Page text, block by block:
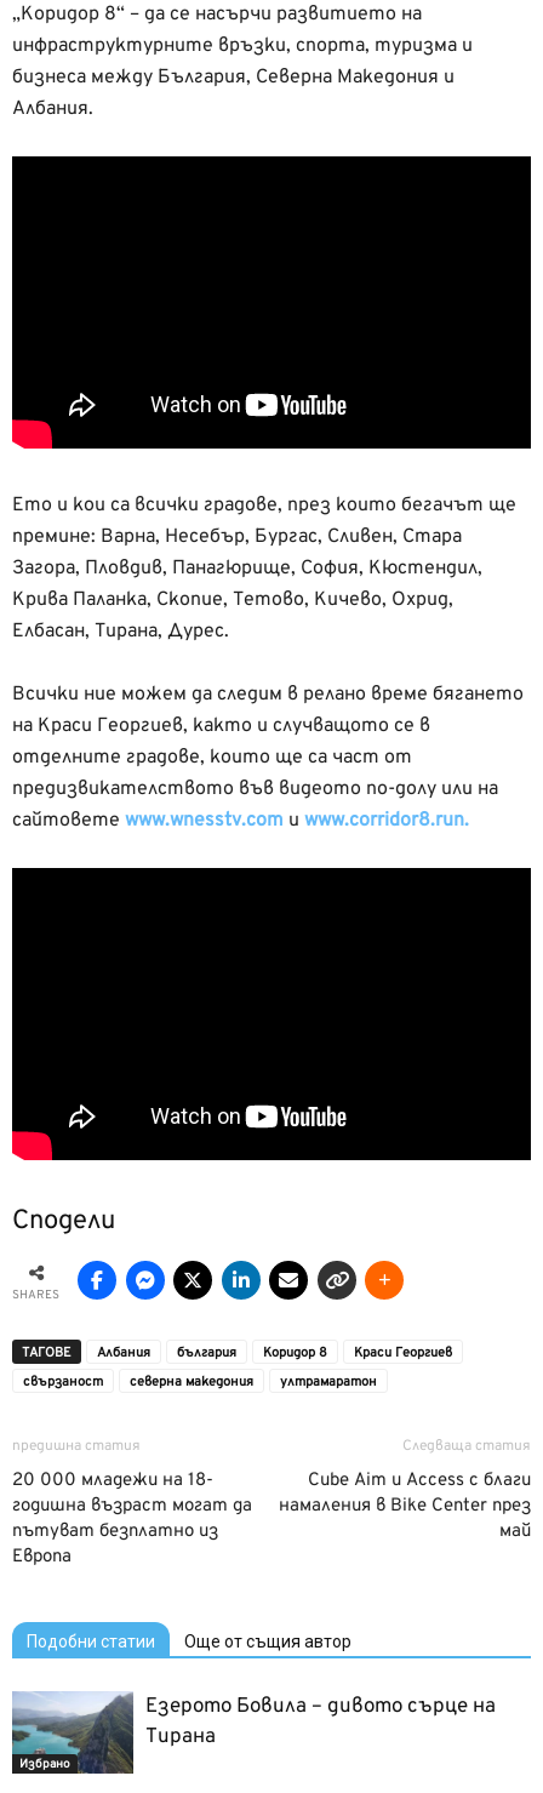
„Коридор 8“ – да се насърчи развитието на
инфраструктурните връзки, спорта, туризма и
бизнеса между България, Северна Македония и
Албания.
Ето и кои са всички градове, през които бегачът ще
премине: Варна, Несебър, Бургас, Сливен, Стара
Загора, Пловдив, Панагюрище, София, Кюстендил,
Крива Паланка, Скопие, Тетово, Кичево, Охрид,
Елбасан, Тирана, Дурес.
Всички ние можем да следим в релано време бягането
на Краси Георгиев, както и случващото се в
отделните градове, които ще са част от
предизвикателството във видеото по-долу или на
сайтовете www.wnesstv.com и www.corridor8.run.
Сподели
SHARES
ТАГОВЕ Албания българия Коридор 8
Краси Георгиев
свързаност
северна македония ултрамаратон
предишна статия
20 000 младежи на 18-
годишна възраст могат да
пътуват безплатно из
Европа
Следваща статия
Cube Aim и Access с благи
намаления в Bike Center през
май
Подобни статии Още от същия автор
Избрано
Езерото Бовила – дивото сърце на
Тирана